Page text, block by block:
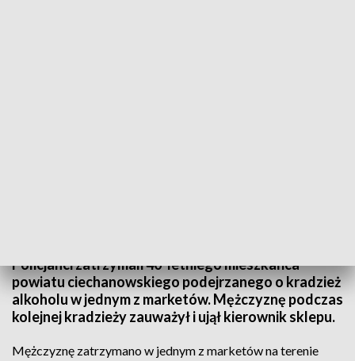
Policjanci zatrzymali 40-letniego mieszkańca
powiatu ciechanowskiego podejrzanego o kradzież
alkoholu w jednym z marketów. Mężczyznę podczas
kolejnej kradzieży zauważył i ujął kierownik sklepu.
Mężczyznę zatrzymano w jednym z marketów na terenie